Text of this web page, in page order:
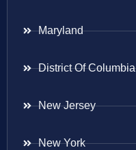
Maryland
District Of Columbia
New Jersey
New York